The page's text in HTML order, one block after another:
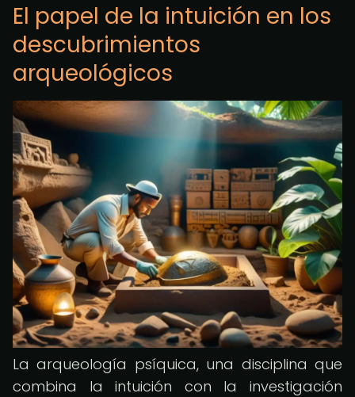
El papel de la intuición en los
descubrimientos
arqueológicos
La arqueología psíquica, una disciplina que
combina la intuición con la investigación